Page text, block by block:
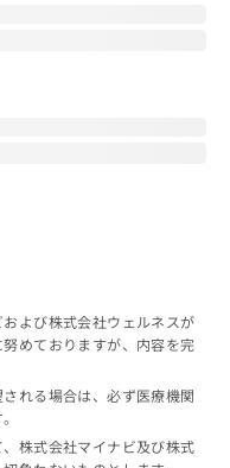
よび株式会社ウェルネスが
めておりますが、内容を完
れる場合は、必ず医療機関
株式会社マイナビ及び株式